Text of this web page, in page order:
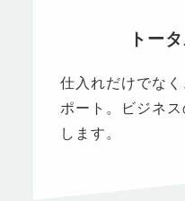
トー
仕入れだけでな
ポート。ビジネ
します。